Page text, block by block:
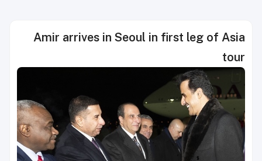
Amir arrives in Seoul in first leg of Asia
tour